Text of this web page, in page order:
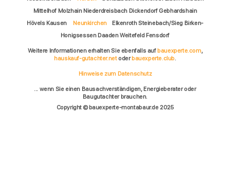
Mittelhof Molzhain Niederdreisbach Dickendorf Gebhardshain
Hövels Kausen
Neunkirchen
Elkenroth Steinebach/Sieg Birken-
Honigsessen Daaden Weitefeld Fensdorf
Weitere Informationen erhalten Sie ebenfalls auf bauexperte.com,
hauskauf-gutachter.netoderbauexperte.club.
Hinweise zum Datenschutz
... wenn Sie einen Bausachverständigen, Energieberater oder
Baugutachter brauchen.
Copyright © bauexperte-montabaur.de 2025